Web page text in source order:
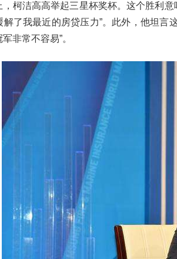
，柯洁高高举起三星杯奖杯。这个胜利
解了我最近的房贷压力”。此外，他坦言
非常不容易”。